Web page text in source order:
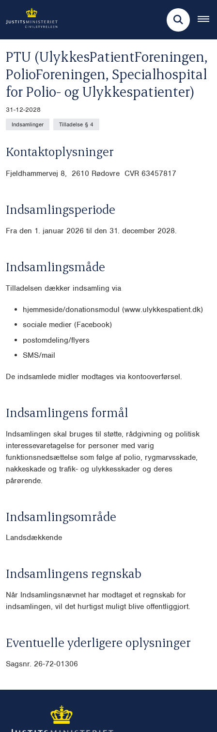
PTU (UlykkesPatientForeningen,
PolioForeningen, Specialhospital
for Polio- og Ulykkespatienter)
31-12-2028
Indsamlinger Tilladelse § 4
Kontaktoplysninger
Fjeldhammervej 8, 2610 Rødovre CVR 63457817
Indsamlingsperiode
Fra den 1. januar 2026 til den 31. december 2028.
Indsamlingsmåde
Tilladelsen dækker indsamling via
hjemmeside/donationsmodul (www.ulykkespatient.dk)
sociale medier (Facebook)
postomdeling/flyers
SMS/mail
De indsamlede midler modtages via kontooverførsel.
Indsamlingens formål
Indsamlingen skal bruges til støtte, rådgivning og politisk
interessevaretagelse for personer med varig
funktionsnedsættelse som følge af polio, rygmarvsskade,
nakkeskade og trafik- og ulykkesskader og deres
pårørende.
Indsamlingsområde
Landsdækkende
Indsamlingens regnskab
Når Indsamlingsnævnet har modtaget et regnskab for
indsamlingen, vil det hurtigst muligt blive offentliggjort.
Eventuelle yderligere oplysninger
Sagsnr. 26-72-01306